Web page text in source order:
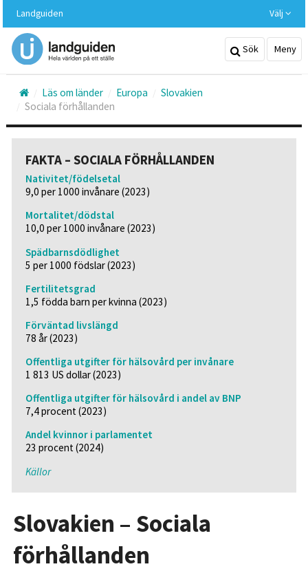
huvudinnehållet
Landguiden Välj
Sök Meny
Läs om länder Europa
Slovakien
Sociala förhållanden
FAKTA – SOCIALA FÖRHÅLLANDEN
Nativitet/födelsetal
9,0 per 1000 invånare (2023)
Mortalitet/dödstal
10,0 per 1000 invånare (2023)
Spädbarnsdödlighet
5 per 1000 födslar (2023)
Fertilitetsgrad
1,5 födda barn per kvinna (2023)
Förväntad livslängd
78 år (2023)
Offentliga utgifter för hälsovård per invånare
1 813 US dollar (2023)
Offentliga utgifter för hälsovård i andel av BNP
7,4 procent (2023)
Andel kvinnor i parlamentet
23 procent (2024)
Källor
Slovakien – Sociala
förhållanden